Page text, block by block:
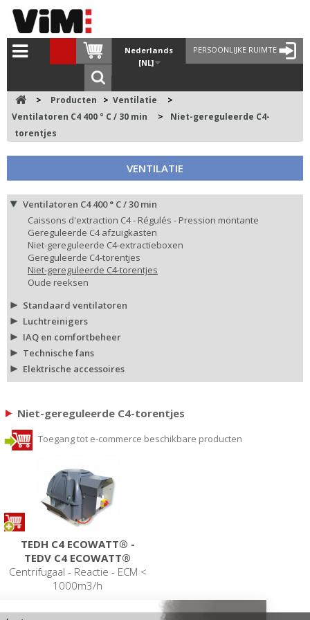
PERSOONLIJKE RUIMTE
Nederlands
[NL]
> Producten > Ventilatie
>
Ventilatoren C4 400 ° C / 30 min
>
Niet-gereguleerde C4-
torentjes
VENTILATIE
Ventilatoren C4 400 ° C / 30 min
Caissons d'extraction C4 - Régulés - Pression montante
Gereguleerde C4 afzuigkasten
Niet-gereguleerde C4-extractieboxen
Gereguleerde C4-torentjes
Niet-gereguleerde C4-torentjes
Oude reeksen
Standaard ventilatoren
Luchtreinigers
IAQ en comfortbeheer
Technische fans
Elektrische accessoires
Niet-gereguleerde C4-torentjes
Toegang tot e-commerce beschikbare producten
TEDH C4 ECOWATT® -
TEDV C4 ECOWATT®
Centrifugaal - Reactie - ECM <
1000m3/h